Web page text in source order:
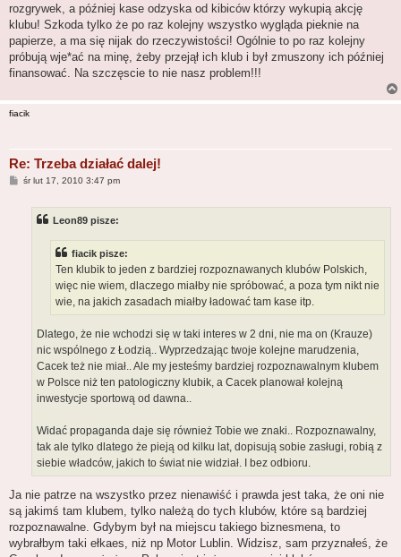
rozgrywek, a później kase odzyska od kibiców którzy wykupią akcję
klubu! Szkoda tylko że po raz kolejny wszystko wygląda pieknie na
papierze, a ma się nijak do rzeczywistości! Ogólnie to po raz kolejny
próbują wje*ać na minę, żeby przejął ich klub i był zmuszony ich później
finansować. Na szczęscie to nie nasz problem!!!
fiacik
Re: Trzeba działać dalej!
Pśr lut 17, 2010 3:47 pm
Leon89 pisze:
fiacik pisze:
Ten klubik to jeden z bardziej rozpoznawanych klubów Polskich,
więc nie wiem, dlaczego miałby nie spróbować, a poza tym nikt nie
wie, na jakich zasadach miałby ładować tam kase itp.
Dlatego, że nie wchodzi się w taki interes w 2 dni, nie ma on (Krauze)
nic wspólnego z Łodzią.. Wyprzedzając twoje kolejne marudzenia,
Cacek też nie miał.. Ale my jesteśmy bardziej rozpoznawalnym klubem
w Polsce niż ten patologiczny klubik, a Cacek planował kolejną
inwestycje sportową od dawna..
Widać propaganda daje się również Tobie we znaki.. Rozpoznawalny,
tak ale tylko dlatego że pieją od kilku lat, dopisują sobie zasługi, robią z
siebie władców, jakich to świat nie widział. I bez odbioru.
Ja nie patrze na wszystko przez nienawiść i prawda jest taka, że oni nie
są jakimś tam klubem, tylko należą do tych klubów, które są bardziej
rozpoznawalne. Gdybym był na miejscu takiego biznesmena, to
wybrałbym taki ełkaes, niż np Motor Lublin. Widzisz, sam przyznałeś, że